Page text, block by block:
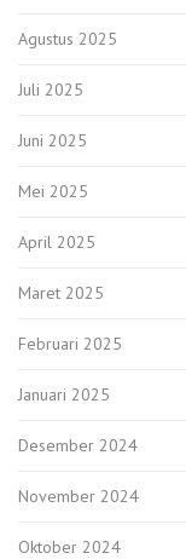
Agustus 2025
Juli 2025
Juni 2025
Mei 2025
April 2025
Maret 2025
Februari 2025
Januari 2025
Desember 2024
November 2024
Oktober 2024